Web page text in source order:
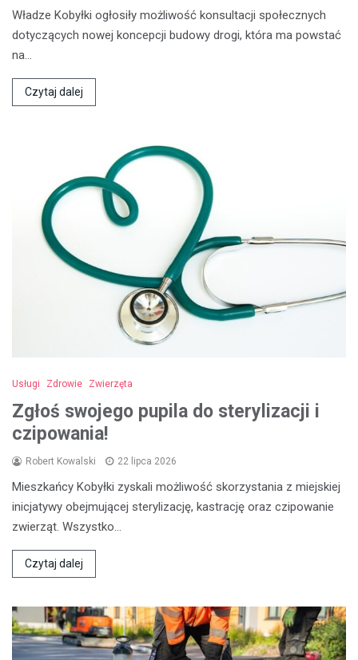
Władze Kobyłki ogłosiły możliwość konsultacji społecznych
dotyczących nowej koncepcji budowy drogi, która ma powstać
na…
Czytaj dalej
Usługi Zdrowie Zwierzęta
Zgłoś swojego pupila do sterylizacji i
czipowania!
Robert Kowalski 22 lipca 2026
Mieszkańcy Kobyłki zyskali możliwość skorzystania z miejskiej
inicjatywy obejmującej sterylizację, kastrację oraz czipowanie
zwierząt. Wszystko…
Czytaj dalej